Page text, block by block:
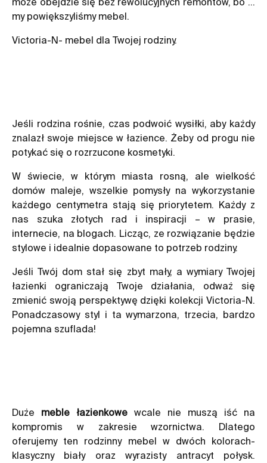
my powiększyliśmy mebel.
Victoria-N- mebel dla Twojej rodziny.
Jeśli rodzina rośnie, czas podwoić wysiłki, aby każdy
znalazł swoje miejsce w łazience. Żeby od progu nie
potykać się o rozrzucone kosmetyki.
W świecie, w którym miasta rosną, ale wielkość
domów maleje, wszelkie pomysły na wykorzystanie
każdego centymetra stają się priorytetem. Każdy z
nas szuka złotych rad i inspiracji – w prasie,
internecie, na blogach. Licząc, ze rozwiązanie będzie
stylowe i idealnie dopasowane to potrzeb rodziny.
Jeśli Twój dom stał się zbyt mały, a wymiary Twojej
łazienki ograniczają Twoje działania, odważ się
zmienić swoją perspektywę dzięki kolekcji Victoria-N.
Ponadczasowy styl i ta wymarzona, trzecia, bardzo
pojemna szuflada!
Duże meble łazienkowe wcale nie muszą iść na
kompromis w zakresie wzornictwa. Dlatego
oferujemy ten rodzinny mebel w dwóch kolorach-
klasyczny biały oraz wyrazisty antracyt połysk.